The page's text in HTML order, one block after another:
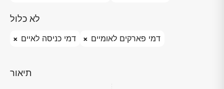
לא כלול
דמי כניסה לאיים דמי פארקים לאומיים
תיאור